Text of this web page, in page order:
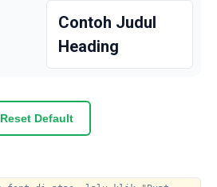
Contoh Judul
Heading
Reset Default